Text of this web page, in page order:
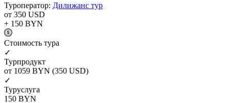
Туроператор: Дилижанс тур
от 350 USD
+ 150 BYN
Cтоимость тура
✓
Турпродукт
от 1059 BYN (350 USD)
✓
Туруслуга
150 BYN